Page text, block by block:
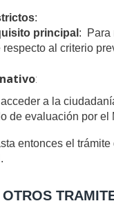
:
principal : Para
al criterio
:
a la
de evaluación por el
entonces el